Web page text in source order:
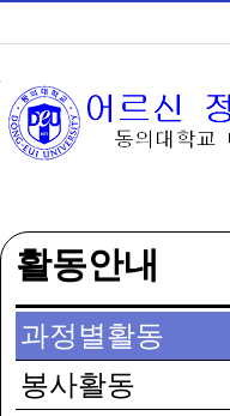
활동안내
과정별활동
봉사활동